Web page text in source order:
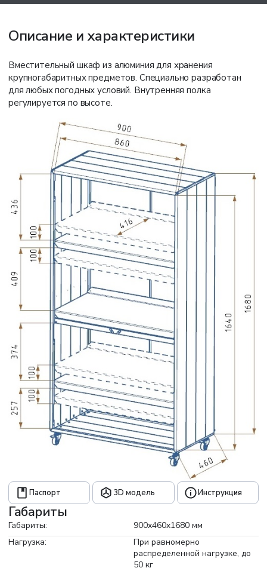
Описание и характеристики
Вместительный шкаф из алюминия для хранения
крупногабаритных предметов. Специально разработан
для любых погодных условий. Внутренняя полка
регулируется по высоте.
Паспорт 3D модель Инструкция
Габариты
Габариты:
900x460x1680 мм
Нагрузка:
При равномерно
распределенной нагрузке, до
50 кг